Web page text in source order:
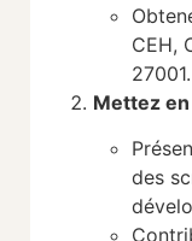
CEH,
27001.
Mettez
des